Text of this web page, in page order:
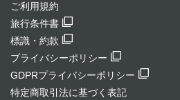
ご利用規約
旅行条件書
標識・約款
プライバシーポリシー
GDPRプライバシーポリシー
特定商取引法に基づく表記